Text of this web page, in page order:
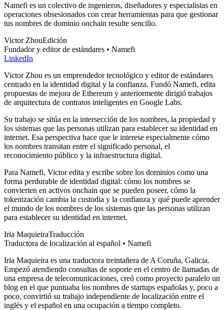
Namefi es un colectivo de ingenieros, diseñadores y especialistas en
operaciones obsesionados con crear herramientas para que gestionar
tus nombres de dominio onchain resulte sencillo.
Victor ZhouEdición
Fundador y editor de estándares • Namefi
LinkedIn
Victor Zhou es un emprendedor tecnológico y editor de estándares
centrado en la identidad digital y la confianza. Fundó Namefi, edita
propuestas de mejora de Ethereum y anteriormente dirigió trabajos
de arquitectura de contratos inteligentes en Google Labs.
Su trabajo se sitúa en la intersección de los nombres, la propiedad y
los sistemas que las personas utilizan para establecer su identidad en
internet. Esa perspectiva hace que le interese especialmente cómo
los nombres transitan entre el significado personal, el
reconocimiento público y la infraestructura digital.
Para Namefi, Victor edita y escribe sobre los dominios como una
forma perdurable de identidad digital: cómo los nombres se
convierten en activos onchain que se pueden poseer, cómo la
tokenización cambia la custodia y la confianza y qué puede aprender
el mundo de los nombres de los sistemas que las personas utilizan
para establecer su identidad en internet.
Iria MaquieiraTraducción
Traductora de localización al español • Namefi
Iria Maquieira es una traductora treintañera de A Coruña, Galicia.
Empezó atendiendo consultas de soporte en el centro de llamadas de
una empresa de telecomunicaciones, creó como proyecto paralelo un
blog en el que puntuaba los nombres de startups españolas y, poco a
poco, convirtió su trabajo independiente de localización entre el
inglés y el español en una ocupación a tiempo completo.